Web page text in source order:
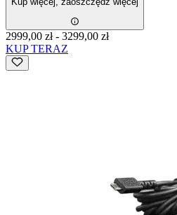
2999,00 zł- 3299,00 zł
KUP TERAZ